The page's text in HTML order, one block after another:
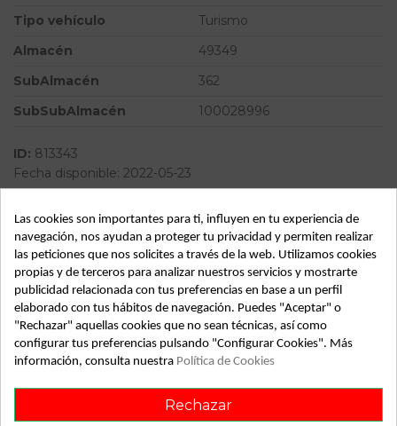
Tipo vehículo
Turismo
Almacén
49349
SubAlmacén
362
SubSubAlmacén
100028996
ID: 813343
Fecha disponible: 2022-05-23
Descripción
Recambio de mando climatizador para chrysler voyager (rg)
2.5 crd cat | 0.01 - 0.08 2.5 crd cat | 0.01 - 0.08 referencia
OEM IAM 12239589
Vehículo de origen
Las cookies son importantes para ti, influyen en tu experiencia de
navegación, nos ayudan a proteger tu privacidad y permiten realizar
las peticiones que nos solicites a través de la web. Utilizamos cookies
propias y de terceros para analizar nuestros servicios y mostrarte
publicidad relacionada con tus preferencias en base a un perfil
elaborado con tus hábitos de navegación. Puedes "Aceptar" o
"Rechazar" aquellas cookies que no sean técnicas, así como
configurar tus preferencias pulsando "Configurar Cookies". Más
información, consulta nuestra Política de Cookies
Rechazar